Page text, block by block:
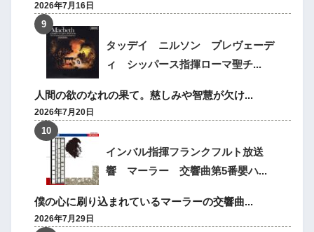
2026年7月16日
タッデイ ニルソン プレヴェーデ
ィ シッパース指揮ローマ聖チ...
人間の欲のなれの果て。慈しみや智慧が欠け...
2026年7月20日
インバル指揮フランクフルト放送
響 マーラー 交響曲第5番嬰ハ...
僕の心に刷り込まれているマーラーの交響曲...
2026年7月29日